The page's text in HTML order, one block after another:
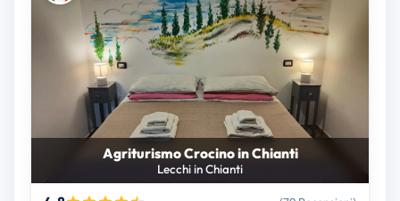
Agriturismo Crocino in Chianti
Lecchi in Chianti